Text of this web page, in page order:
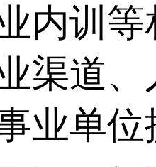
内训
渠道
业单